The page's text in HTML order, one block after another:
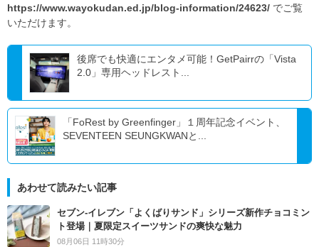
https://www.wayokudan.ed.jp/blog-information/24623/ でご覧
いただけます。
後席でも快適にエンタメ可能！GetPairrの「Vista
2.0」専用ヘッドレスト...
「FoRest by Greenfinger」１周年記念イベント、
SEVENTEEN SEUNGKWANと...
あわせて読みたい記事
セブン‐イレブン「よくばりサンド」シリーズ新作チョコミン
ト登場｜夏限定スイーツサンドの爽快な魅力
08月06日 11時30分